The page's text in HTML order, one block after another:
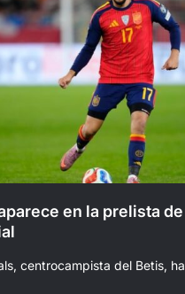
en la prelista
centrocampista del Betis,